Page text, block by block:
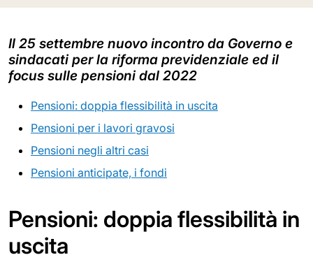
Il 25 settembre nuovo incontro da Governo e
sindacati per la riforma previdenziale ed il
focus sulle pensioni dal 2022
Pensioni: doppia flessibilità in uscita
Pensioni per i lavori gravosi
Pensioni negli altri casi
Pensioni anticipate, i fondi
Pensioni: doppia flessibilità in
uscita